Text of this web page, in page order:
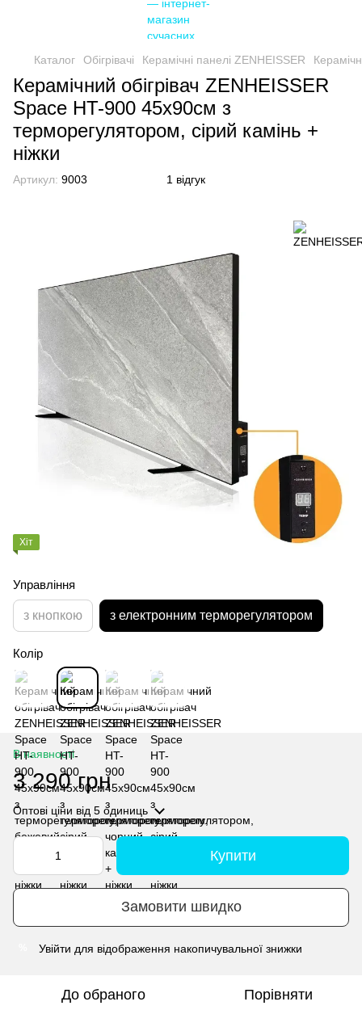
Каталог Обігрівачі Керамічні панелі ZENHEISSER
Керамічний обігрівач ZENHEISSER
Space HT-900 45х90см з
терморегулятором, сірий камінь +
ніжки
Артикул: 9003 1 відгук
Хіт
Управління
з кнопкою з електронним терморегулятором
Колір
В наявності
3 290 грн
Оптові ціни від 5 одиниць
Купити
Замовити швидко
Увійти для відображення накопичувальної знижки
До обраного Порівняти